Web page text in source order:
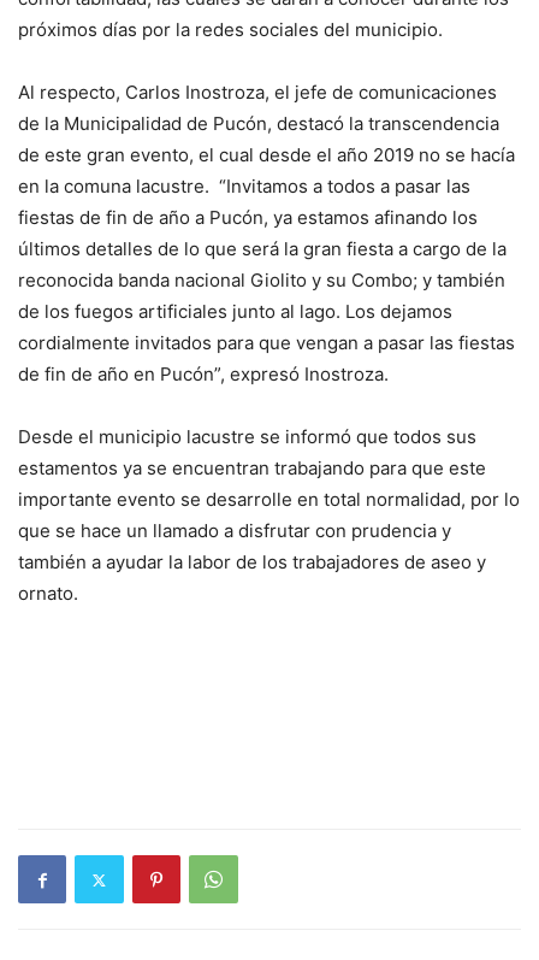
próximos días por la redes sociales del municipio.
Al respecto, Carlos Inostroza, el jefe de comunicaciones
de la Municipalidad de Pucón, destacó la transcendencia
de este gran evento, el cual desde el año 2019 no se hacía
en la comuna lacustre. “Invitamos a todos a pasar las
fiestas de fin de año a Pucón, ya estamos afinando los
últimos detalles de lo que será la gran fiesta a cargo de la
reconocida banda nacional Giolito y su Combo; y también
de los fuegos artificiales junto al lago. Los dejamos
cordialmente invitados para que vengan a pasar las fiestas
de fin de año en Pucón”, expresó Inostroza.
Desde el municipio lacustre se informó que todos sus
estamentos ya se encuentran trabajando para que este
importante evento se desarrolle en total normalidad, por lo
que se hace un llamado a disfrutar con prudencia y
también a ayudar la labor de los trabajadores de aseo y
ornato.